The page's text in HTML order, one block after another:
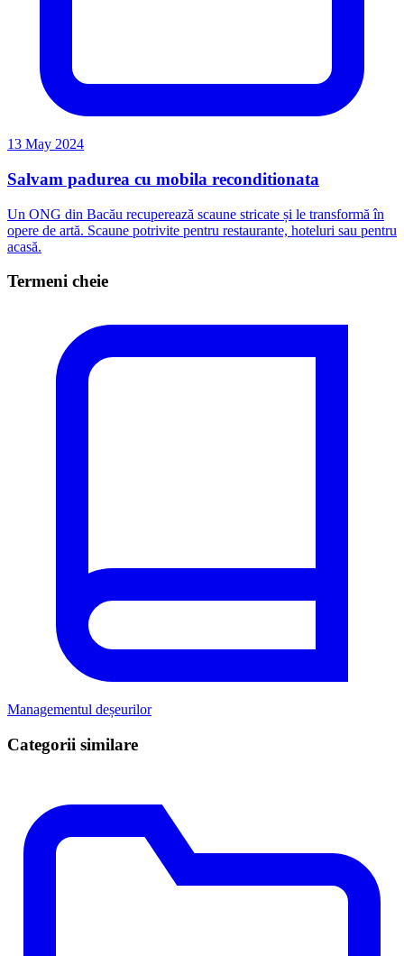
13 May 2024
Salvam padurea cu mobila reconditionata
Un ONG din Bacău recuperează scaune stricate și le transformă în
opere de artă. Scaune potrivite pentru restaurante, hoteluri sau pentru
acasă.
Termeni cheie
Managementul deșeurilor
Categorii similare